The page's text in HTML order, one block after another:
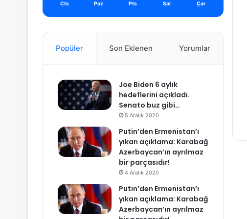
Cts Paz Pts Sal Çar
Popüler Son Eklenen Yorumlar
Joe Biden 6 aylık
hedeflerini açıkladı.
Senato buz gibi…
5 Aralık 2020
Putin’den Ermenistan’ı
yıkan açıklama: Karabağ
Azerbaycan’ın ayrılmaz
bir parçasıdır!
4 Aralık 2020
Putin’den Ermenistan’ı
yıkan açıklama: Karabağ
Azerbaycan’ın ayrılmaz